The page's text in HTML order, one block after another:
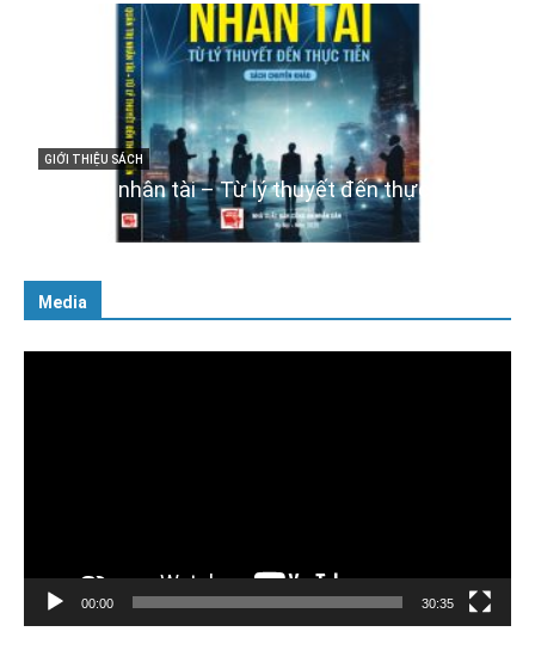
GIỚI THIỆU SÁCH
Cuốn sách “Tuyệt đối trung thành với Tổ quốc,
với Đảng, Nhà nước và Nhân dân – Sáng ngời
tư cách người Công an cách mạng”
Media
00:00 30:35